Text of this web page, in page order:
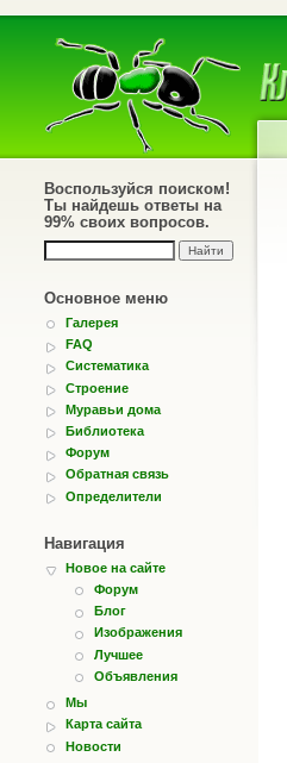
Воспользуйся поиском!
Ты найдешь ответы на
99% своих вопросов.
Основное меню
Галерея
FAQ
Систематика
Строение
Муравьи дома
Библиотека
Форум
Обратная связь
Определители
Навигация
Новое на сайте
Форум
Блог
Изображения
Лучшее
Объявления
Мы
Карта сайта
Новости